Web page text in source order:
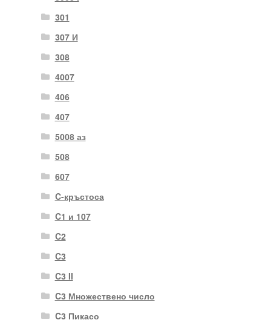
301
307 И
308
4007
406
407
5008 аз
508
607
C-кръстоса
C1 и 107
C2
C3
C3 II
C3 Множествено число
C3 Пикасо